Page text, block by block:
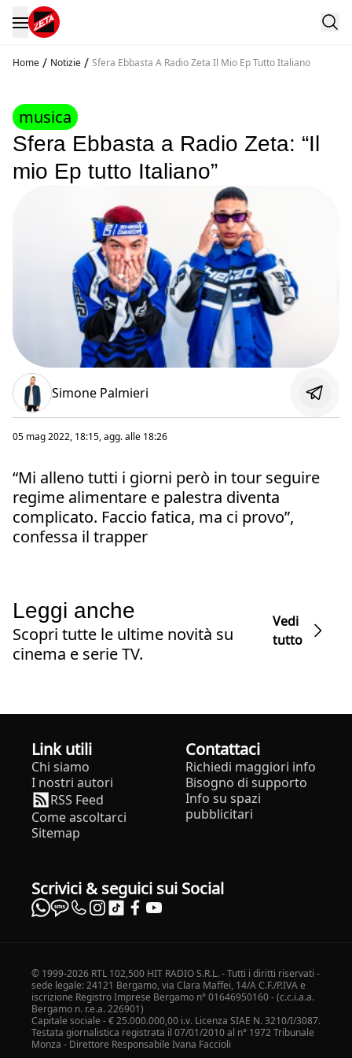
Home / Notizie / Sfera Ebbasta A Radio Zeta Il Mio Ep Tutto Italiano
musica
Sfera Ebbasta a Radio Zeta: “Il
mio Ep tutto Italiano”
Simone Palmieri
05 mag 2022, 18:15, agg. alle 18:26
“Mi alleno tutti i giorni però in tour seguire
regime alimentare e palestra diventa
complicato. Faccio fatica, ma ci provo”,
confessa il trapper
Leggi anche
Scopri tutte le ultime novità su
cinema e serie TV.
Vedi
tutto
Link utili
Chi siamo
I nostri autori
RSS Feed
Come ascoltarci
Sitemap
Contattaci
Richiedi maggiori info
Bisogno di supporto
Info su spazi
pubblicitari
Scrivici & seguici sui Social
© 1999-2026 RTL 102,500 HIT RADIO S.R.L. - Tutti i diritti riservati -
sede legale: 24121 Bergamo, via Clara Maffei, 14/A C.F./P.IVA e
iscrizione Registro Imprese Bergamo n° 01646950160 - (c.c.i.a.a.
Bergamo n. r.e.a. 226901)
Capitale sociale - € 25.000.000,00 i.v. Licenza SIAE N. 3210/I/3087.
Testata giornalistica registrata il 07/01/2010 al n° 1972 Tribunale
Monza - Direttore Responsabile Ivana Faccioli